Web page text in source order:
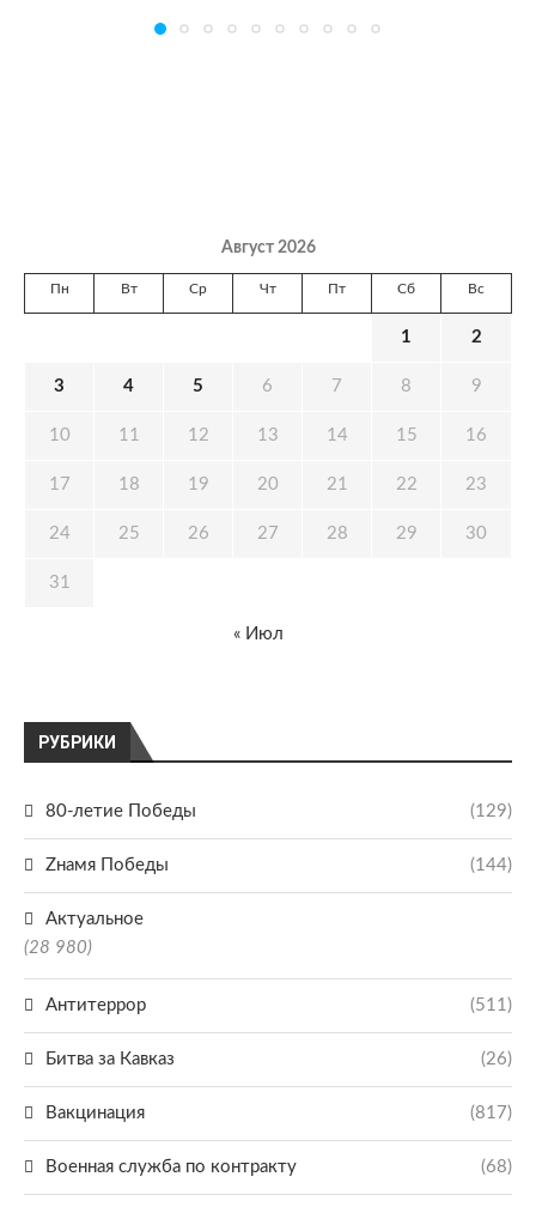
РУБРИКИ
80-летие Победы (129)
Zнамя Победы (144)
Актуальное
(28 980)
Антитеррор (511)
Битва за Кавказ (26)
Вакцинация (817)
Военная служба по контракту (68)
Август 2026
Пн Вт Ср Чт Пт Сб Вс
1 2
3 4 5 6 7 8 9
10 11 12 13 14 15 16
17 18 19 20 21 22 23
24 25 26 27 28 29 30
31
« Июл